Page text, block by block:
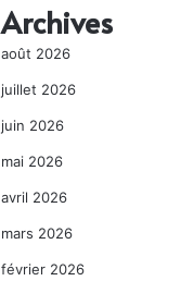
Archives
août 2026
juillet 2026
juin 2026
mai 2026
avril 2026
mars 2026
février 2026